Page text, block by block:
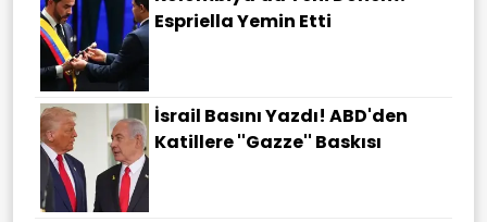
Espriella Yemin Etti
İsrail Basını Yazdı! ABD'den
Katillere ''Gazze'' Baskısı